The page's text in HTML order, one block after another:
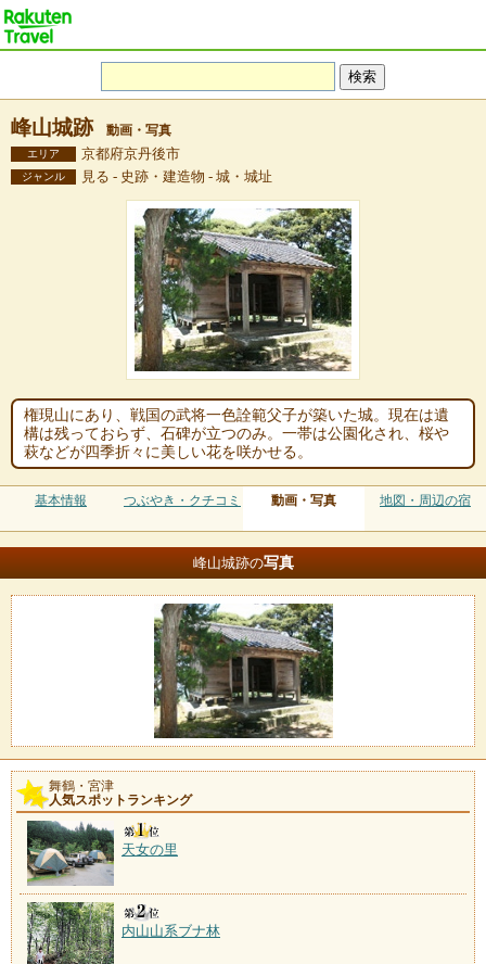
峰山城跡 動画・写真
エリア 京都府京丹後市
ジャンル 見る - 史跡・建造物 - 城・城址
権現山にあり、戦国の武将一色詮範父子が築いた城。現在は遺
構は残っておらず、石碑が立つのみ。一帯は公園化され、桜や
萩などが四季折々に美しい花を咲かせる。
基本情報 つぶやき・クチコミ 動画・写真 地図・周辺の宿
峰山城跡の写真
舞鶴・宮津
人気スポットランキング
天女の里
内山山系ブナ林